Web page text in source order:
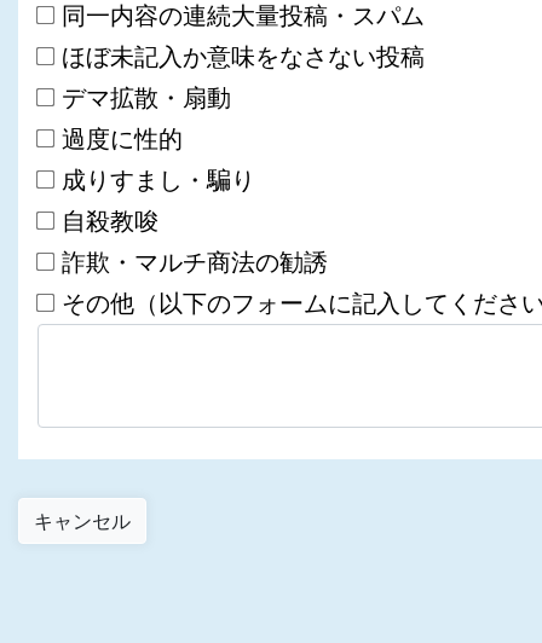
同一内容の連続大量投稿・スパム
ほぼ未記入か意味をなさない投稿
デマ拡散・扇動
過度に性的
成りすまし・騙り
自殺教唆
詐欺・マルチ商法の勧誘
その他（以下のフォームに記入してくださ